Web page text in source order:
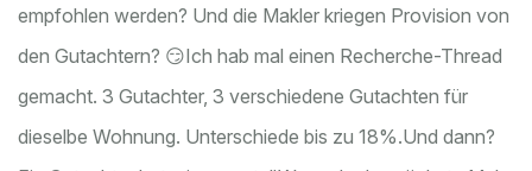
empfohlen werden? Und die Makler kriegen Provision von
den Gutachtern? 😏Ich hab mal einen Recherche-Thread
gemacht. 3 Gutachter, 3 verschiedene Gutachten für
dieselbe Wohnung. Unterschiede bis zu 18%.Und dann?